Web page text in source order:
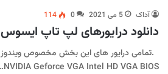
آداک 5 می 2021 0
114
دانلود درایورهای لپ تاپ ایسوس FX753VD
NVIDIA Geforce VGA Intel HD VGA BIOS…